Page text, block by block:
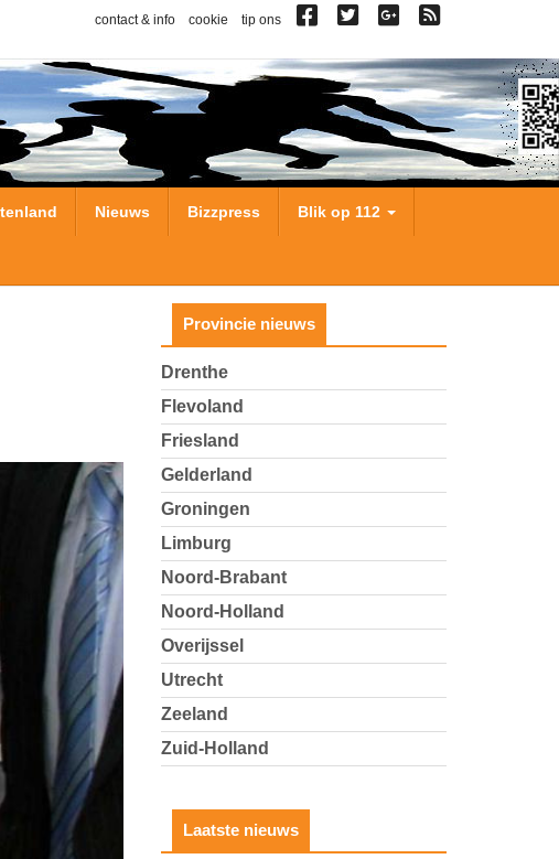
contact & info cookie tip ons
Nieuws Bizzpress Blik op 112
Provincie nieuws
Drenthe
Flevoland
Friesland
Gelderland
Groningen
Limburg
Noord-Brabant
Noord-Holland
Overijssel
Utrecht
Zeeland
Zuid-Holland
Laatste nieuws